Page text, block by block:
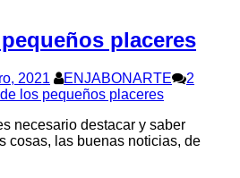
placeres
2021 ENJABONARTE
2
los pequeños placeres
necesario destacar y saber
cosas, las buenas noticias, de